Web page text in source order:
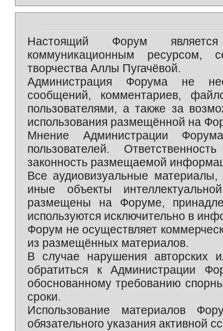
Настоящий Форум является
коммуникационным ресурсом,
творчества Аллы Пугачёвой.
Администрация Форума не
сообщений, комментариев,
пользователями, а также за
использования размещённой на
Мнение Администрации
пользователей.
законность размещаемой
Все аудиовизуальные
иные объекты
размещены на Форуме,
используются исключительно в
Форум не осуществляет
из размещённых материалов.
В случае нарушения авторских
обратиться к Администрации
обоснованному требованию
сроки.
Использование материалов
обязательного указания активной